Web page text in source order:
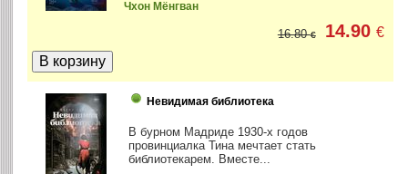
Чхон Мёнгван
16.80€ 14.90€
Невидимая библиотека
В бурном Мадриде 1930-х годов
провинциалка Тина мечтает стать
библиотекарем. Вместе...